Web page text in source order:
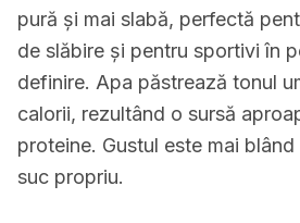
pură și mai slabă, perfectă
de slăbire și pentru sportivi în
definire. Apa păstrează tonul
calorii, rezultând o sursă
proteine. Gustul este mai
suc propriu.